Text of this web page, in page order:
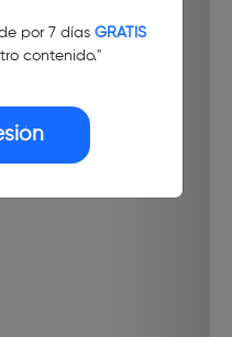
por 7 días GRATIS
contenido."